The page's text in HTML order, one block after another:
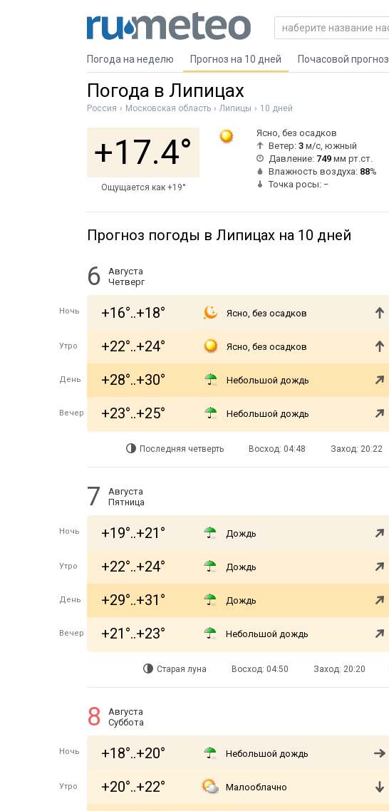
Погода на неделю Прогноз на 10 дней Почасовой прогноз
Погода в Липицах
Россия Московская область Липицы 10 дней
+17.4°
Ощущается как +19°
Ясно, без осадков
Ветер: 3 м/с, южный
Давление: 749 мм рт.ст.
Влажность воздуха: 88%
Точка росы: −
Прогноз погоды в Липицах на 10 дней
6
Августа
Четверг
Ночь +16°..+18° Ясно, без осадков
Утро +22°..+24° Ясно, без осадков
День +28°..+30° Небольшой дождь
Вечер +23°..+25° Небольшой дождь
Последняя четверть Восход: 04:48 Заход: 20:22
7
Августа
Пятница
Ночь +19°..+21° Дождь
Утро +22°..+24° Дождь
День +29°..+31° Дождь
Вечер +21°..+23° Небольшой дождь
Старая луна Восход: 04:50 Заход: 20:20
8
Августа
Суббота
Ночь +18°..+20° Небольшой дождь
Утро +20°..+22° Малооблачно